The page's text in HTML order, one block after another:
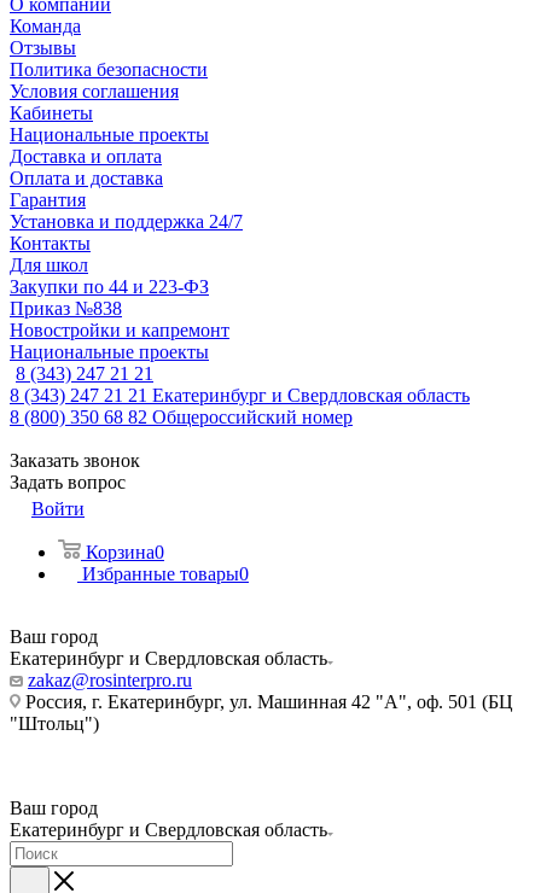
О компании
Команда
Отзывы
Политика безопасности
Условия соглашения
Кабинеты
Национальные проекты
Доставка и оплата
Оплата и доставка
Гарантия
Установка и поддержка 24/7
Контакты
Для школ
Закупки по 44 и 223-ФЗ
Приказ №838
Новостройки и капремонт
Национальные проекты
8 (343) 247 21 21
8 (343) 247 21 21 Екатеринбург и Свердловская область
8 (800) 350 68 82 Общероссийский номер
Заказать звонок
Задать вопрос
Войти
Корзина0
Избранные товары0
Ваш город
Екатеринбург и Свердловская область
zakaz@rosinterpro.ru
Россия, г. Екатеринбург, ул. Машинная 42 "А", оф. 501 (БЦ
"Штольц")
Ваш город
Екатеринбург и Свердловская область